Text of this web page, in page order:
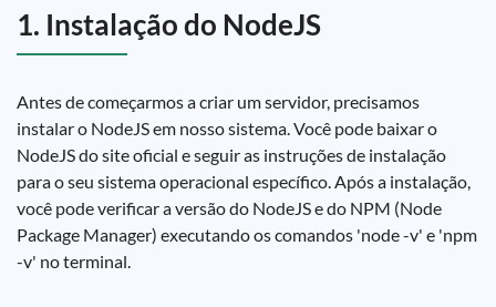
1. Instalação do NodeJS
Antes de começarmos a criar um servidor, precisamos
instalar o NodeJS em nosso sistema. Você pode baixar o
NodeJS do site oficial e seguir as instruções de instalação
para o seu sistema operacional específico. Após a instalação,
você pode verificar a versão do NodeJS e do NPM (Node
Package Manager) executando os comandos 'node -v' e 'npm
-v' no terminal.